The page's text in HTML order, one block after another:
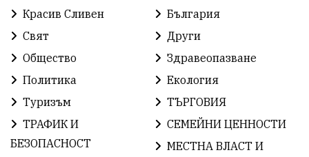
ХристоИлиев БългарскоЗемеделие
БългарскиСпорт
ОбщественИнтерес земеделие
ИсторияНаБългария Иновации САЩ
БългарскаГордост Археология Твърдица
Красив Сливен
България
Свят
Други
Общество
Здравеопазване
Политика
Екология
Туризъм
ТЪРГОВИЯ
ТРАФИК И
БЕЗОПАСНОСТ
СЕМЕЙНИ ЦЕННОСТИ
МЕСТНА ВЛАСТ И